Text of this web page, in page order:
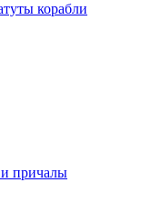
корабли
причалы